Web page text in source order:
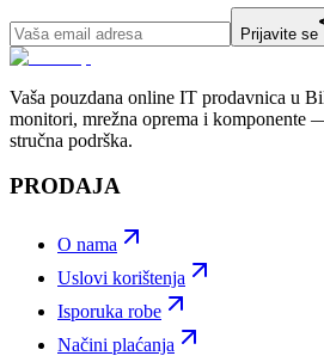
Prijavite se
Vaša pouzdana online IT prodavnica u
monitori, mrežna oprema i komponente
stručna podrška.
PRODAJA
O nama
Uslovi korištenja
Isporuka robe
Načini plaćanja